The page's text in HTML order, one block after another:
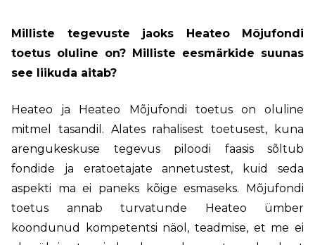
Milliste tegevuste jaoks Heateo Mõjufondi
toetus oluline on? Milliste eesmärkide suunas
see liikuda aitab?
Heateo ja Heateo Mõjufondi toetus on oluline
mitmel tasandil. Alates rahalisest toetusest, kuna
arengukeskuse tegevus piloodi faasis sõltub
fondide ja eratoetajate annetustest, kuid seda
aspekti ma ei paneks kõige esmaseks. Mõjufondi
toetus annab turvatunde Heateo ümber
koondunud kompetentsi näol, teadmise, et me ei